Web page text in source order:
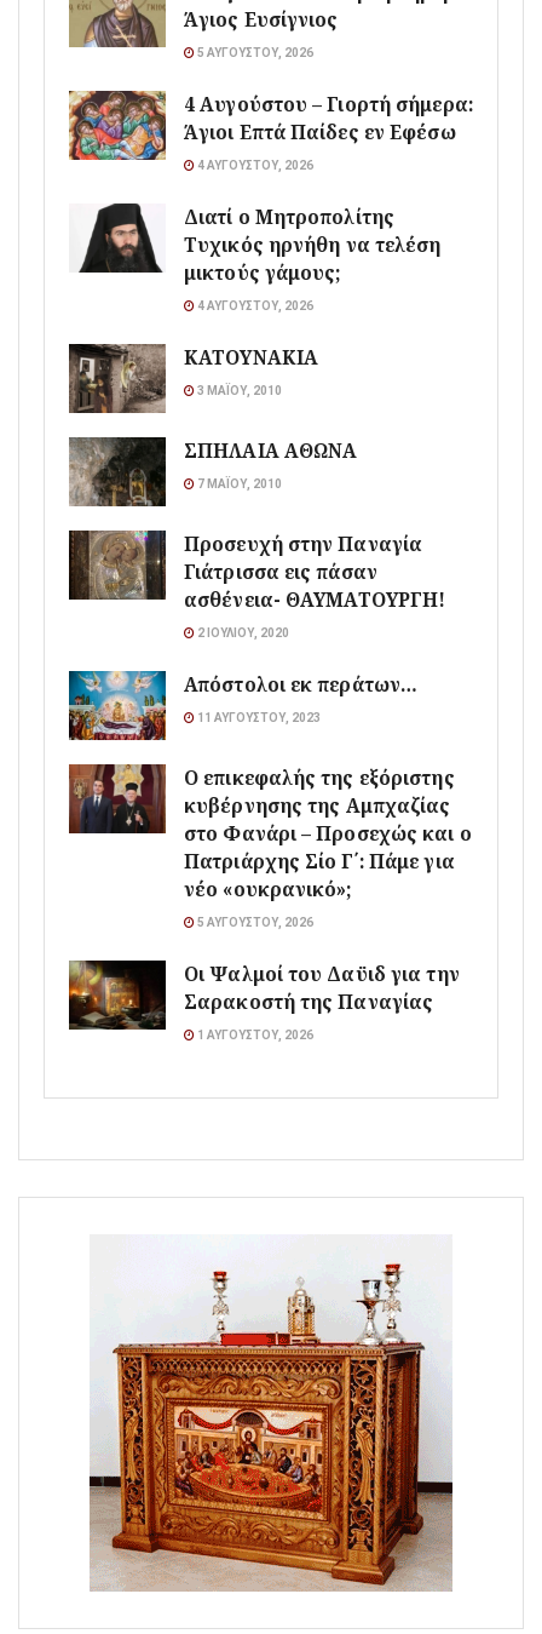
Άγιος Ευσίγνιος
5 ΑΥΓΟΎΣΤΟΥ, 2026
4 Αυγούστου – Γιορτή σήμερα:
Άγιοι Επτά Παίδες εν Εφέσω
4 ΑΥΓΟΎΣΤΟΥ, 2026
Διατί ο Μητροπολίτης
Τυχικός ηρνήθη να τελέση
μικτούς γάμους;
4 ΑΥΓΟΎΣΤΟΥ, 2026
ΚΑΤΟΥΝΑΚΙΑ
3 ΜΑΪ́ΟΥ, 2010
ΣΠΗΛΑΙΑ ΑΘΩΝΑ
7 ΜΑΪ́ΟΥ, 2010
Προσευχή στην Παναγία
Γιάτρισσα εις πάσαν
ασθένεια- ΘΑΥΜΑΤΟΥΡΓΗ!
2 ΙΟΥΛΊΟΥ, 2020
Απόστολοι εκ περάτων…
11 ΑΥΓΟΎΣΤΟΥ, 2023
Ο επικεφαλής της εξόριστης
κυβέρνησης της Αμπχαζίας
στο Φανάρι – Προσεχώς και ο
Πατριάρχης Σίο Γ΄: Πάμε για
νέο «ουκρανικό»;
5 ΑΥΓΟΎΣΤΟΥ, 2026
Οι Ψαλμοί του Δαϋιδ για την
Σαρακοστή της Παναγίας
1 ΑΥΓΟΎΣΤΟΥ, 2026